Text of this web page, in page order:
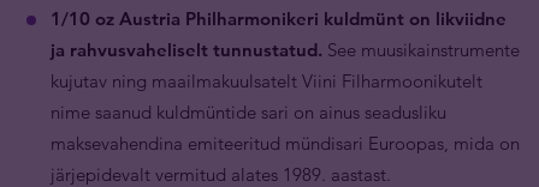
1/10 oz Austria Philharmonikeri kuldmünt on likviidne
ja rahvusvaheliselt tunnustatud. See muusikainstrumente
kujutav ning maailmakuulsatelt Viini Filharmoonikutelt
nime saanud kuldmüntide sari on ainus seadusliku
maksevahendina emiteeritud mündisari Euroopas, mida on
järjepidevalt vermitud alates 1989. aastast.